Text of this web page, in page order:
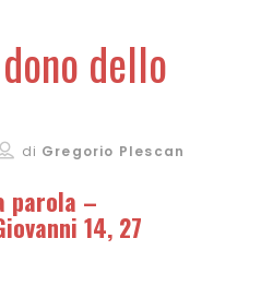
dello
di Gregorio Plescan
parola –
14, 27